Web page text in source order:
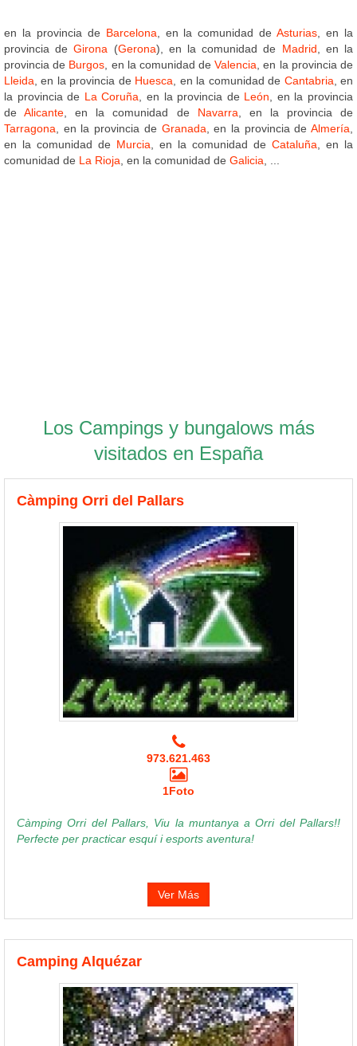
en la provincia de Barcelona , en la comunidad deAsturias , en la
provincia deGirona (Gerona), en la comunidad de Madrid , en la
provincia de Burgos , en la comunidad deValencia , en la provincia de
Lleida , en la provincia de Huesca , en la comunidad de Cantabria , en
la provincia de La Coruña , en la provincia de León , en la provincia
deAlicante , en la comunidad de Navarra , en la provincia de
Tarragona , en la provincia de Granada , en la provincia de Almería
en la comunidad de Murcia , en la comunidad de Cataluña , en la
comunidad de La Rioja , en la comunidad de Galicia
Los Campings y bungalows más
visitados en España
Càmping Orri del Pallars
973.621.463
1Foto
Càmping Orri del Pallars, Viu la muntanya a Orri del Pallars!!
Perfecte per practicar esquí i esports aventura!
Ver Más
Camping Alquézar